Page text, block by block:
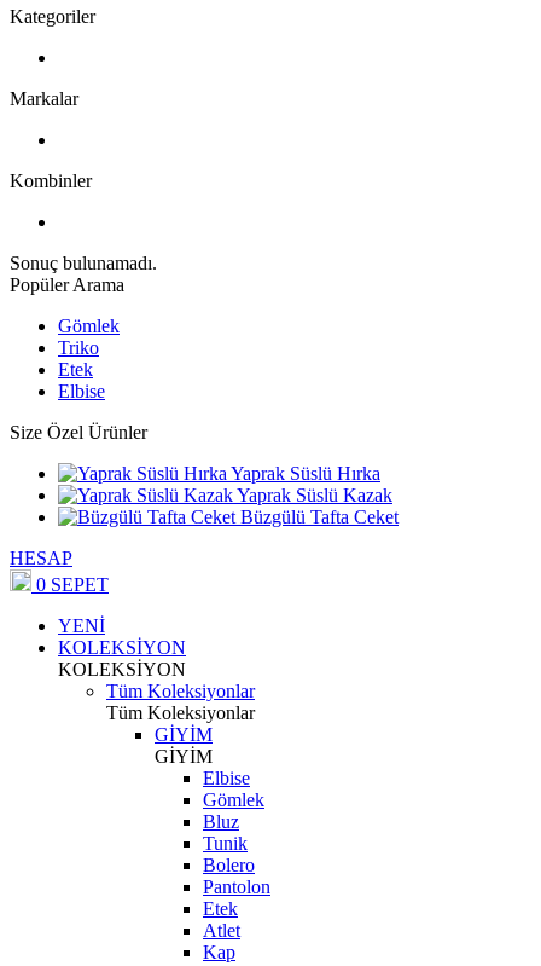
Kategoriler
Markalar
Kombinler
Sonuç bulunamadı.
Popüler Arama
Gömlek
Triko
Etek
Elbise
Size Özel Ürünler
Yaprak Süslü Hırka
Yaprak Süslü Kazak
Büzgülü Tafta Ceket
HESAP
0 SEPET
YENİ
KOLEKSİYON
KOLEKSİYON
Tüm Koleksiyonlar
Tüm Koleksiyonlar
GİYİM
GİYİM
Elbise
Gömlek
Bluz
Tunik
Bolero
Pantolon
Etek
Atlet
Kap